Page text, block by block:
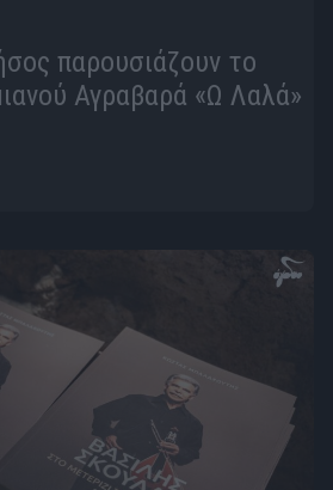
παρουσιάζουν το
Αγραβαρά «Ω Λαλά»